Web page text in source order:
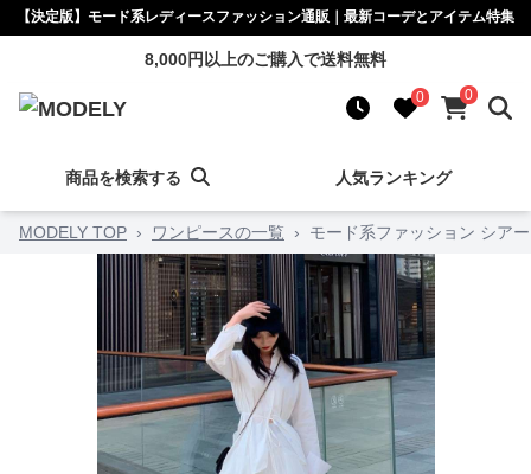
【決定版】モード系レディースファッション通販｜最新コーデとアイテム特集
8,000円以上のご購入で送料無料
0 0
商品を検索する 人気ランキング
MODELY TOP › ワンピースの一覧 › モード系ファッション シア